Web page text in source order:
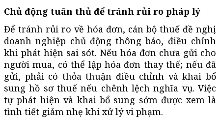
Chủ động tuân thủ để tránh rủi ro pháp lý
Để tránh rủi ro về hóa đơn, cán bộ thuế đề nghị
doanh nghiệp chủ động thông báo, điều chỉnh
khi phát hiện sai sót. Nếu hóa đơn chưa gửi cho
người mua, có thể lập hóa đơn thay thế; nếu đã
gửi, phải có thỏa thuận điều chỉnh và khai bổ
sung hồ sơ thuế nếu chênh lệch nghĩa vụ. Việc
tự phát hiện và khai bổ sung sớm được xem là
tình tiết giảm nhẹ khi xử lý vi phạm.